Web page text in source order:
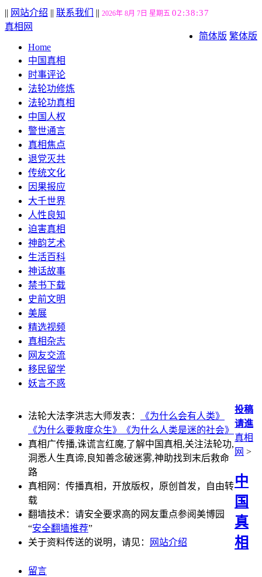
|| 网站介绍 || 联系我们 || 2026年 8月 7日 星期五 02:38:38
简体版 繁体版
真相网
Home
中国真相
时事评论
法轮功修炼
法轮功真相
中国人权
警世通言
真相焦点
退党灭共
传统文化
因果报应
大千世界
人性良知
迫害真相
神韵艺术
生活百科
神话故事
禁书下载
史前文明
美展
精选视频
真相杂志
网友交流
移民留学
妖言不惑
法轮大法李洪志大师发表：
《为什么会有人类》
《为什么要救度众生》
《为什么人类是迷的社会》
真相广传播,诛谎言红魔,了解中国真相,关注法轮功,
洞悉人生真谛,良知善念破迷雾,神助找到末后救命
路
真相网：传播真相，开放版权，原创首发，自由转
载
翻墙技术：请安全要求高的网友重点参阅美博园
“安全翻墙推荐”
关于资料传送的说明，请见：
网站介绍
投稿
请進
真相
网 >
中
国
真
相
留言